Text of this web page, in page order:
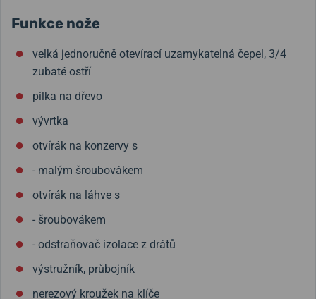
Funkce nože
velká jednoručně otevírací uzamykatelná čepel, 3/4
zubaté ostří
pilka na dřevo
vývrtka
otvírák na konzervy s
- malým šroubovákem
otvírák na láhve s
- šroubovákem
- odstraňovač izolace z drátů
výstružník, průbojník
nerezový kroužek na klíče